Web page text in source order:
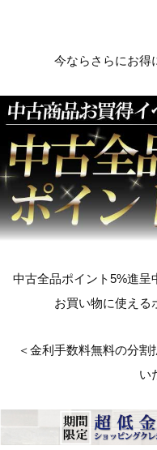
今ならさらにお得
中古全品ポイント5%進呈
お買い物に使える
＜金利手数料無料の分
い